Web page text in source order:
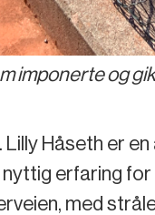
imponerte og
Håseth er
erfaring
med